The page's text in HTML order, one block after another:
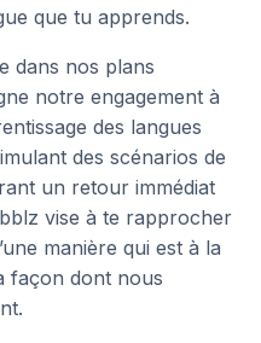
que tu apprends.
dans nos plans
notre engagement à
des langues
des scénarios de
un retour immédiat
vise à te rapprocher
manière qui est à la
façon dont nous